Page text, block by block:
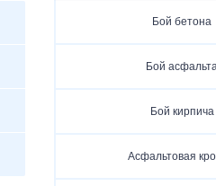
Бой бетона
Бой
Бой кирпича
Асфальтовая